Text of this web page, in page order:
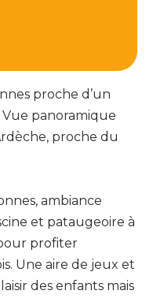
proche d’un
panoramique
proche du
ambiance
et pataugeoire à
profiter
Une aire de jeux et
des enfants mais